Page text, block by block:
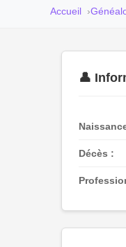
Accueil
👤
Décès :